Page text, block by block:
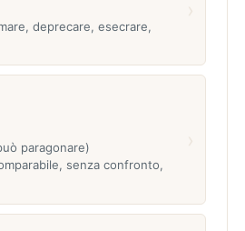
deprecare, esecrare,
paragonare)
senza confronto,